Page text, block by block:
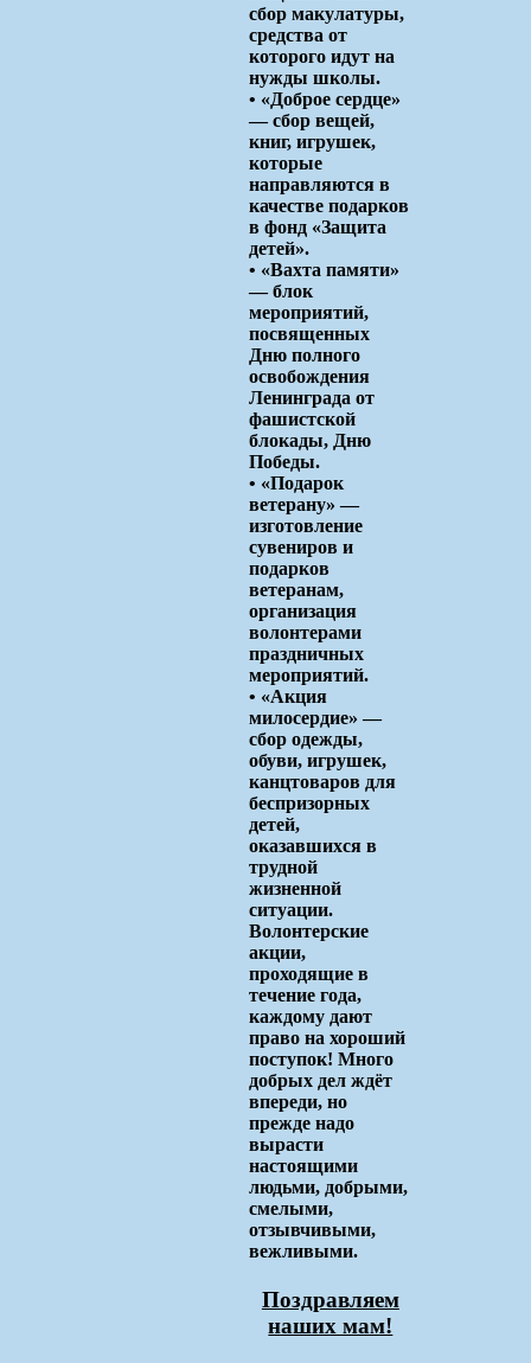
сбор макулатуры,
средства от
которого идут на
нужды школы.
• «Доброе сердце»
— сбор вещей,
книг, игрушек,
которые
направляются в
качестве подарков
в фонд «Защита
детей».
• «Вахта памяти»
— блок
мероприятий,
посвященных
Дню полного
освобождения
Ленинграда от
фашистской
блокады, Дню
Победы.
• «Подарок
ветерану» —
изготовление
сувениров и
подарков
ветеранам,
организация
волонтерами
праздничных
мероприятий.
• «Акция
милосердие» —
сбор одежды,
обуви, игрушек,
канцтоваров для
беспризорных
детей,
оказавшихся в
трудной
жизненной
ситуации.
Волонтерские
акции,
проходящие в
течение года,
каждому дают
право на хороший
поступок! Много
добрых дел ждёт
впереди, но
прежде надо
вырасти
настоящими
людьми, добрыми,
смелыми,
отзывчивыми,
вежливыми.
Поздравляем
наших мам!